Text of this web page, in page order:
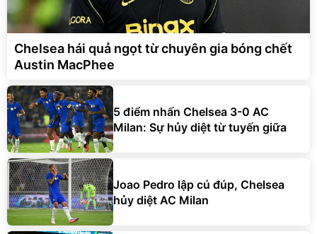
Chelsea hái quả ngọt từ chuyên gia bóng chết
Austin MacPhee
5 điểm nhấn Chelsea 3-0 AC
Milan: Sự hủy diệt từ tuyến giữa
Joao Pedro lập cú đúp, Chelsea
hủy diệt AC Milan